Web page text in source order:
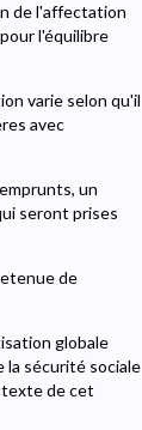
de l'affectation
l'équilibre
varie selon qu'il
avec
un
seront prises
de
globale
la sécurité sociale
texte de cet